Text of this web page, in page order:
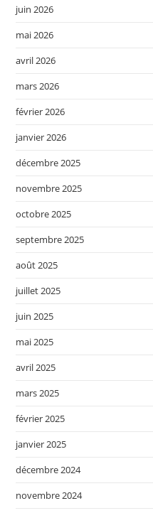
juin 2026
mai 2026
avril 2026
mars 2026
février 2026
janvier 2026
décembre 2025
novembre 2025
octobre 2025
septembre 2025
août 2025
juillet 2025
juin 2025
mai 2025
avril 2025
mars 2025
février 2025
janvier 2025
décembre 2024
novembre 2024